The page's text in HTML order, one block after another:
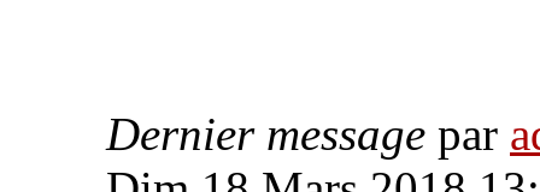
Dernier message par